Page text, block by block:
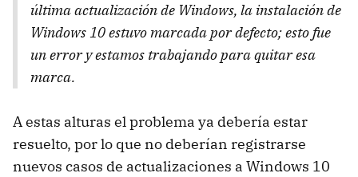
última actualización de Windows, la instalación de
Windows 10 estuvo marcada por defecto; esto fue
un error y estamos trabajando para quitar esa
marca.
A estas alturas el problema ya debería estar
resuelto, por lo que no deberían registrarse
nuevos casos de actualizaciones a Windows 10